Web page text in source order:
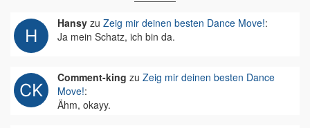
Hansy zu Zeig mir deinen besten Dance Move!:
Ja mein Schatz, ich bin da.
Comment-king zu Zeig mir deinen besten Dance
Move!:
Ähm, okayy.